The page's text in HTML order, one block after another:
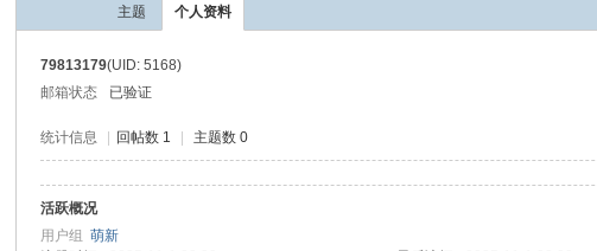
主题 个人资料
79813179(UID: 5168)
邮箱状态
已验证
统计信息 回帖数 1 主题数 0
活跃概况
用户组萌新